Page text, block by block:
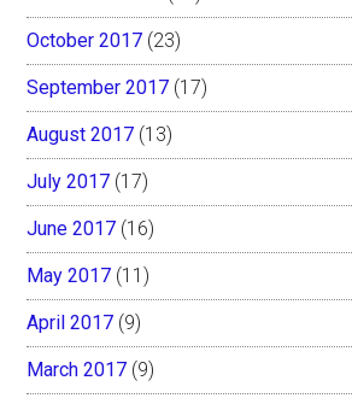
October 2017 (23)
September 2017 (17)
August 2017 (13)
July 2017 (17)
June 2017 (16)
May 2017 (11)
April 2017 (9)
March 2017 (9)